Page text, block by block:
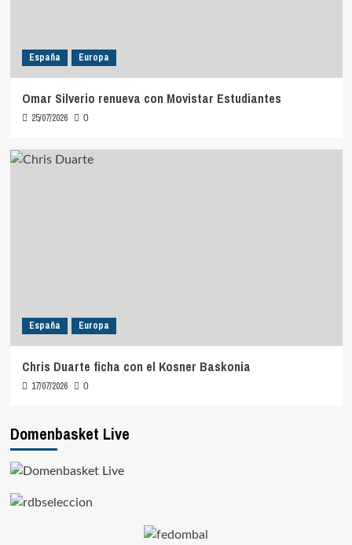
España Europa
Omar Silverio renueva con Movistar Estudiantes
25/07/2026 0
España Europa
Chris Duarte ficha con el Kosner Baskonia
17/07/2026 0
Domenbasket Live